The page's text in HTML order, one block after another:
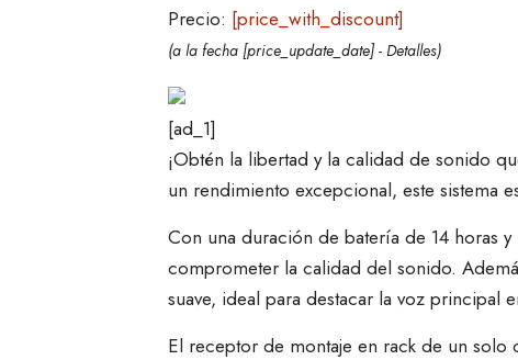
Precio: [price_with_discount]
(a la fecha [price_update_date] - Detalles)
[ad_1]
¡Obtén la libertad y la calidad de sonido
un rendimiento excepcional, este sistema
Con una duración de batería de 14 horas
comprometer la calidad del sonido.
suave, ideal para destacar la voz principal
El receptor de montaje en rack de un solo